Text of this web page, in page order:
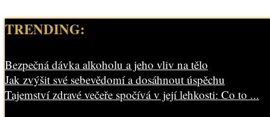
TRENDING:
Bezpečná dávka alkoholu a jeho vliv na tělo
Jak zvýšit své sebevědomí a dosáhnout úspěchu
Tajemství zdravé večeře spočívá v její lehkosti: Co to ...